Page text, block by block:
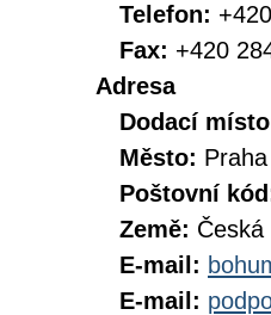
Telefon:
Fax: +420
Adresa
Dodací
Město:
Poštovní
Země: Česká
E-mail:
E-mail: